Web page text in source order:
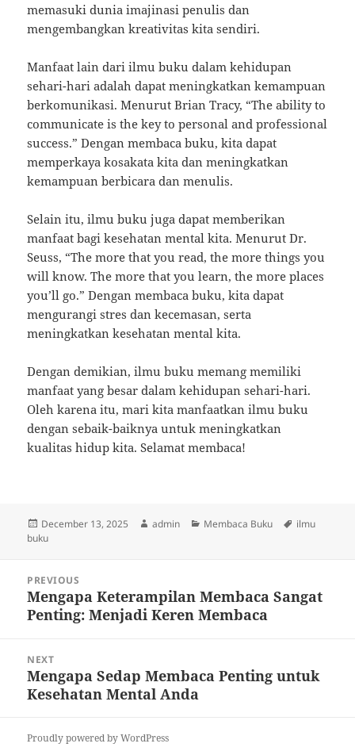
memasuki dunia imajinasi penulis dan
mengembangkan kreativitas kita sendiri.
Manfaat lain dari ilmu buku dalam kehidupan
sehari-hari adalah dapat meningkatkan kemampuan
berkomunikasi. Menurut Brian Tracy, “The ability to
communicate is the key to personal and professional
success.” Dengan membaca buku, kita dapat
memperkaya kosakata kita dan meningkatkan
kemampuan berbicara dan menulis.
Selain itu, ilmu buku juga dapat memberikan
manfaat bagi kesehatan mental kita. Menurut Dr.
Seuss, “The more that you read, the more things you
will know. The more that you learn, the more places
you’ll go.” Dengan membaca buku, kita dapat
mengurangi stres dan kecemasan, serta
meningkatkan kesehatan mental kita.
Dengan demikian, ilmu buku memang memiliki
manfaat yang besar dalam kehidupan sehari-hari.
Oleh karena itu, mari kita manfaatkan ilmu buku
dengan sebaik-baiknya untuk meningkatkan
kualitas hidup kita. Selamat membaca!
Posted
on
December 13, 2025 Author
admin Categories
Membaca Buku Tags
ilmu
buku
navigation
PREVIOUS
Previous
post:
Mengapa Keterampilan Membaca Sangat
Penting: Menjadi Keren Membaca
NEXT
Next
post:
Mengapa Sedap Membaca Penting untuk
Kesehatan Mental Anda
Proudly powered by WordPress